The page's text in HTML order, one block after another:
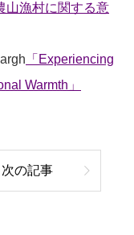
山漁村に関する意
「Experiencing
Warmth」
次の記事